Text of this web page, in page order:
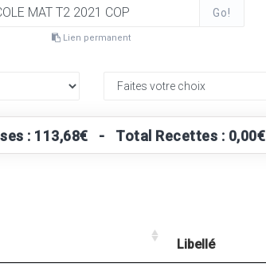
Go!
Lien permanent
: 113,68€ - Total Recettes : 0,00€
Libellé